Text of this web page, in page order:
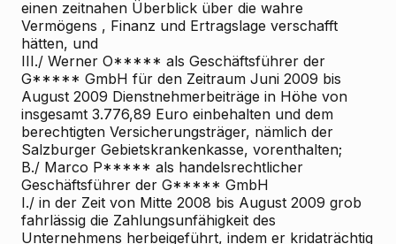
einen zeitnahen Überblick über die wahre
Vermögens , Finanz und Ertragslage verschafft
hätten, und
III./ Werner O***** als Geschäftsführer der
G***** GmbH für den Zeitraum Juni 2009 bis
August 2009 Dienstnehmerbeiträge in Höhe von
insgesamt 3.776,89 Euro einbehalten und dem
berechtigten Versicherungsträger, nämlich der
Salzburger Gebietskrankenkasse, vorenthalten;
B./ Marco P***** als handelsrechtlicher
Geschäftsführer der G***** GmbH
I./ in der Zeit von Mitte 2008 bis August 2009 grob
fahrlässig die Zahlungsunfähigkeit des
Unternehmens herbeigeführt, indem er kridaträchtig